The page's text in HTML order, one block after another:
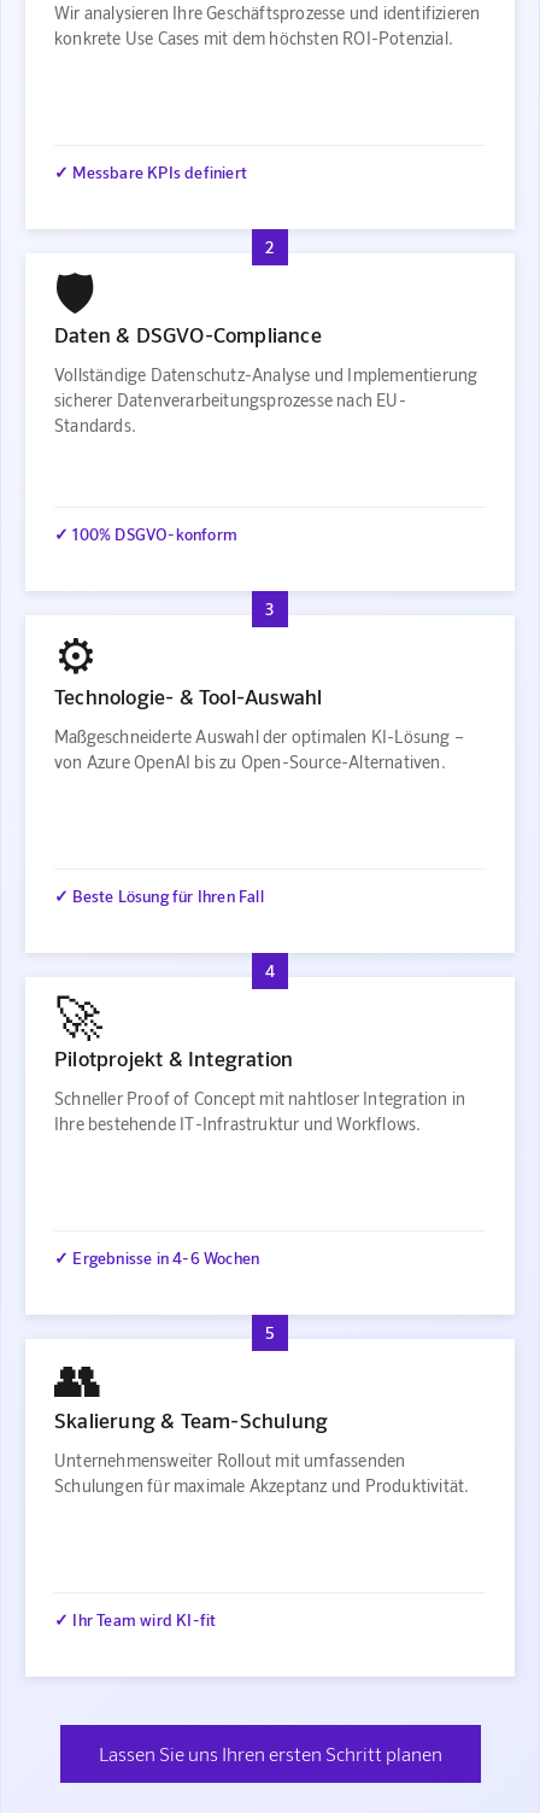
Wir analysieren Ihre Geschäftsprozesse und identifizieren
konkrete Use Cases mit dem höchsten ROI-Potenzial.
✓ Messbare KPIs definiert
2
🛡️
Daten & DSGVO-Compliance
Vollständige Datenschutz-Analyse und Implementierung
sicherer Datenverarbeitungsprozesse nach EU-
Standards.
✓ 100% DSGVO-konform
3
⚙️
Technologie- & Tool-Auswahl
Maßgeschneiderte Auswahl der optimalen KI-Lösung –
von Azure OpenAI bis zu Open-Source-Alternativen.
✓ Beste Lösung für Ihren Fall
4
🚀
Pilotprojekt & Integration
Schneller Proof of Concept mit nahtloser Integration in
Ihre bestehende IT-Infrastruktur und Workflows.
✓ Ergebnisse in 4-6 Wochen
5
👥
Skalierung & Team-Schulung
Unternehmensweiter Rollout mit umfassenden
Schulungen für maximale Akzeptanz und Produktivität.
✓ Ihr Team wird KI-fit
Lassen Sie uns Ihren ersten Schritt planen